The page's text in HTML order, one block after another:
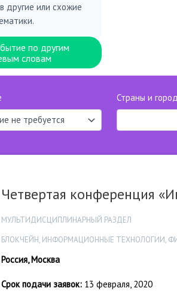
другие или схожие
по другим
словам
Страны и
Четвертая конференция
МУЛЬТИДИСЦИПЛИНАРНЫЙ РАЗДЕЛ
БЛОКЧЕЙН, ИНФОРМАЦИОННЫЕ ТЕХНОЛОГИИ,
Россия, Москва
Срок подачи заявок: 13 февраля, 2020